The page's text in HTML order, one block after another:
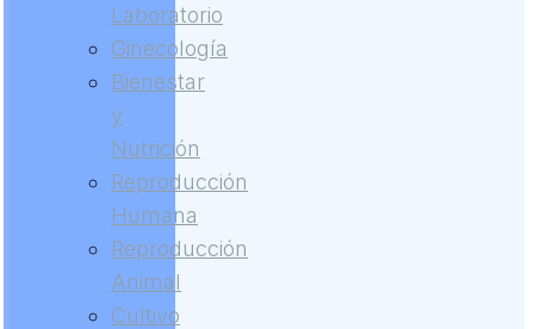
Laboratorio
Ginecología
Bienestar
y
Nutrición
Reproducción
Humana
Reproducción
Animal
Cultivo